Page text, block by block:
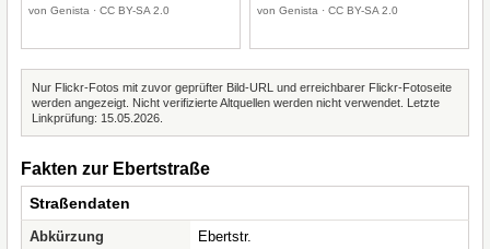
von Genista · CC BY-SA 2.0 von Genista · CC BY-SA 2.0
Nur Flickr-Fotos mit zuvor geprüfter Bild-URL und erreichbarer Flickr-Fotoseite
werden angezeigt. Nicht verifizierte Altquellen werden nicht verwendet. Letzte
Linkprüfung: 15.05.2026.
Fakten zur Ebertstraße
Straßendaten
Abkürzung
Ebertstr.